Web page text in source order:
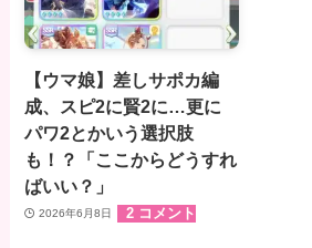
【ウマ娘】差しサポカ編
成、スピ2に賢2に…更に
パワ2とかいう選択肢
も！？「ここからどうすれ
ばいい？」
2026年6月8日 2 コメント